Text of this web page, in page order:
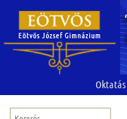
Oktatás
Keresés: